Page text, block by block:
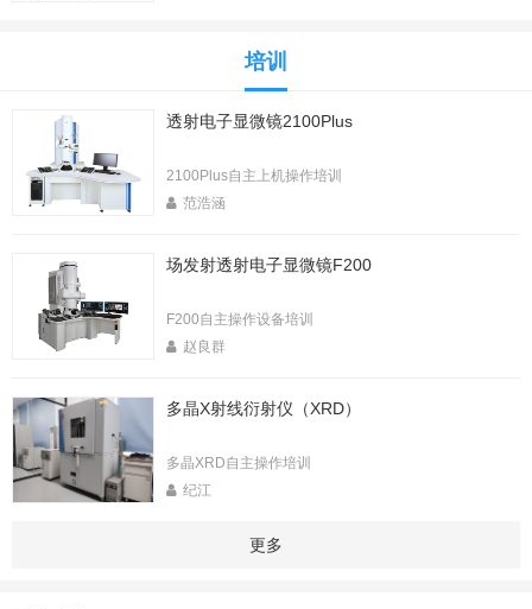
培训
透射电子显微镜2100Plus
2100Plus自主上机操作培训
范浩涵
场发射透射电子显微镜F200
F200自主操作设备培训
赵良群
多晶X射线衍射仪（XRD）
多晶XRD自主操作培训
纪江
更多